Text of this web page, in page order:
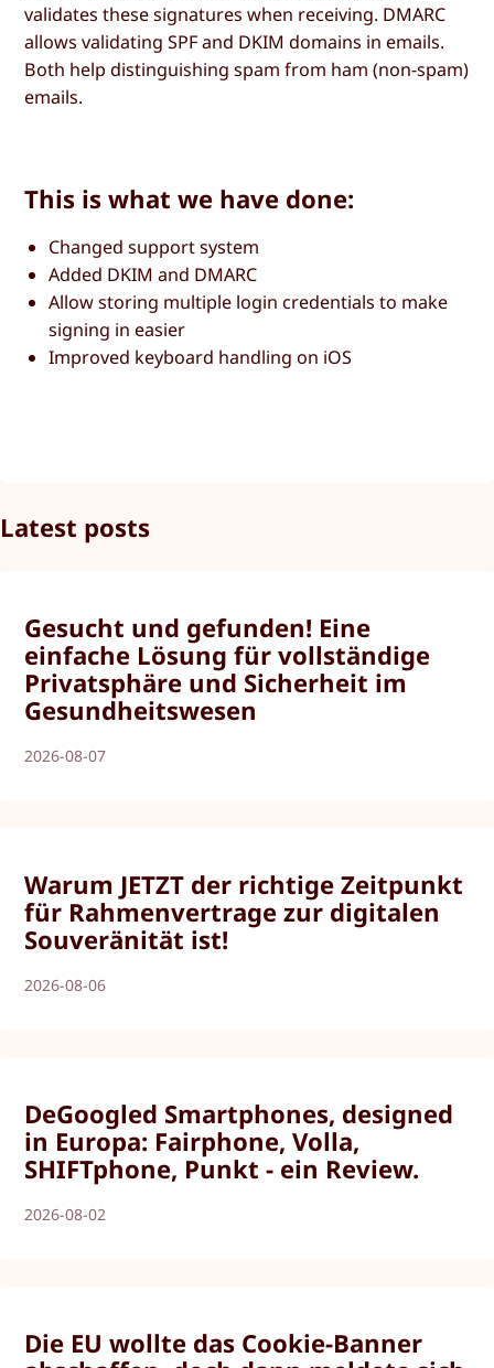
validates these signatures when receiving. DMARC
allows validating SPF and DKIM domains in emails.
Both help distinguishing spam from ham (non-spam)
emails.
This is what we have done:
Changed support system
Added DKIM and DMARC
Allow storing multiple login credentials to make
signing in easier
Improved keyboard handling on iOS
Latest posts
Gesucht und gefunden! Eine
einfache Lösung für vollständige
Privatsphäre und Sicherheit im
Gesundheitswesen
2026-08-07
Warum JETZT der richtige Zeitpunkt
für Rahmenvertrage zur digitalen
Souveränität ist!
2026-08-06
DeGoogled Smartphones, designed
in Europa: Fairphone, Volla,
SHIFTphone, Punkt - ein Review.
2026-08-02
Die EU wollte das Cookie-Banner